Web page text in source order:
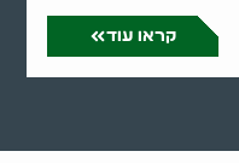
קראו עוד